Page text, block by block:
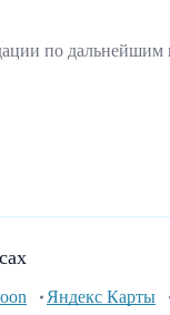
по дальнейшим
Яндекс Карты